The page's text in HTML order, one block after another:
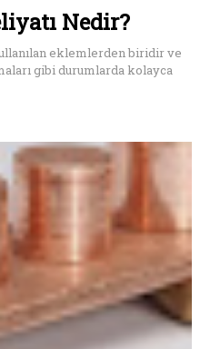
Nedir?
eklemlerden biridir ve
gibi durumlarda kolayca